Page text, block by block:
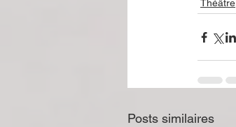
Théâtre
Posts similaires